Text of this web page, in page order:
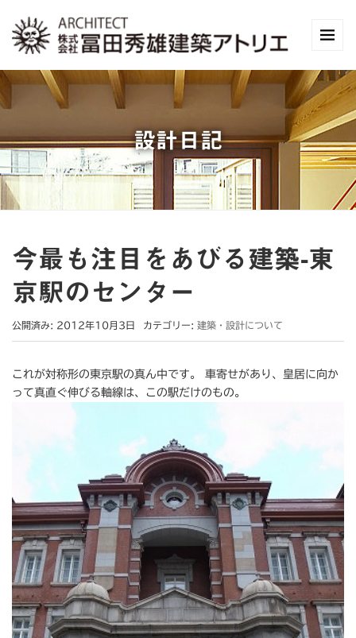
設計日記
今最も注目をあびる建築-東
京駅のセンター
公開済み: 2012年10月3日 カテゴリー: 建築・設計について
これが対称形の東京駅の真ん中です。 車寄せがあり、皇居に向か
って真直ぐ伸びる軸線は、この駅だけのもの。